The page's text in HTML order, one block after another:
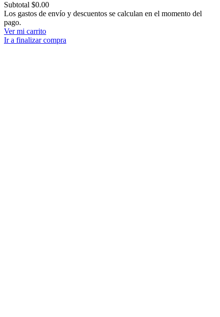
Productos
del
carrito
Subtotal $0.00
Los gastos de envío y descuentos se calculan en el momento del
pago.
Ver mi carrito
Ir a finalizar compra